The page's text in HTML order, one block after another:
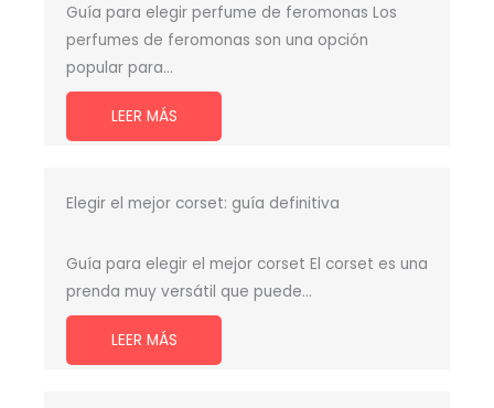
Guía para elegir perfume de feromonas Los
perfumes de feromonas son una opción
popular para…
LEER MÁS
Elegir el mejor corset: guía definitiva
Guía para elegir el mejor corset El corset es una
prenda muy versátil que puede…
LEER MÁS